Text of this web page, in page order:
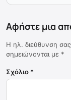
Αφήστε μια
Η ηλ. διεύθυνση σας
σημειώνονται με *
Σχόλιο *